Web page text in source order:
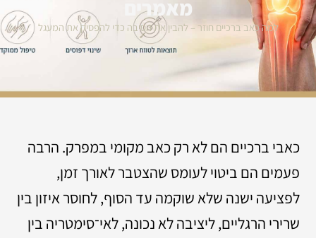
מאמרים
למה כאב ברכיים חוזר – להבין את הסיבה כדי להפסיק את המעגל
כאבי ברכיים הם לא רק כאב מקומי במפרק. הרבה
פעמים הם ביטוי לעומס שהצטבר לאורך זמן,
לפציעה ישנה שלא שוקמה עד הסוף, לחוסר איזון בין
שרירי הרגליים, ליציבה לא נכונה, לאי־סימטריה בין